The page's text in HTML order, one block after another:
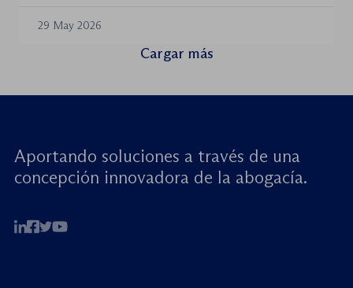
29 May 2026
Cargar más
Aportando soluciones a través de una
concepción innovadora de la abogacía.